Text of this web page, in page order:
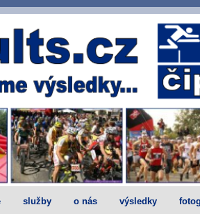
služby o nás výsledky